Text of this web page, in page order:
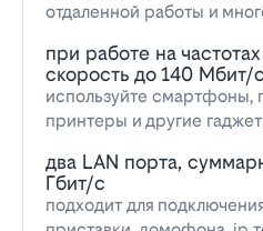
отдаленной работы и
при работе на
скорость до 140 Мбит/с
используйте смартфоны,
принтеры и другие
два LAN порта,
Гбит/с
подходит для